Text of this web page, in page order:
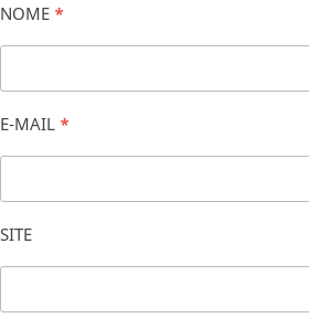
NOME *
E-MAIL *
SITE